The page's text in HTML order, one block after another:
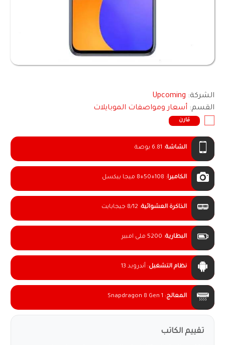
الشركة: Upcoming
القسم: أسعار ومواصفات الموبايلات
قارن
الشاشة: 6.81 بوصة
الكاميرا: 8+50+108 ميجا بيكسل
الذاكرة العشوائية: 8/12 جيجابايت
البطارية: 5200 ملى امبير
نظام التشغيل: أندرويد 13
المعالج:
Snapdragon 8 Gen 1
تقييم الكاتب